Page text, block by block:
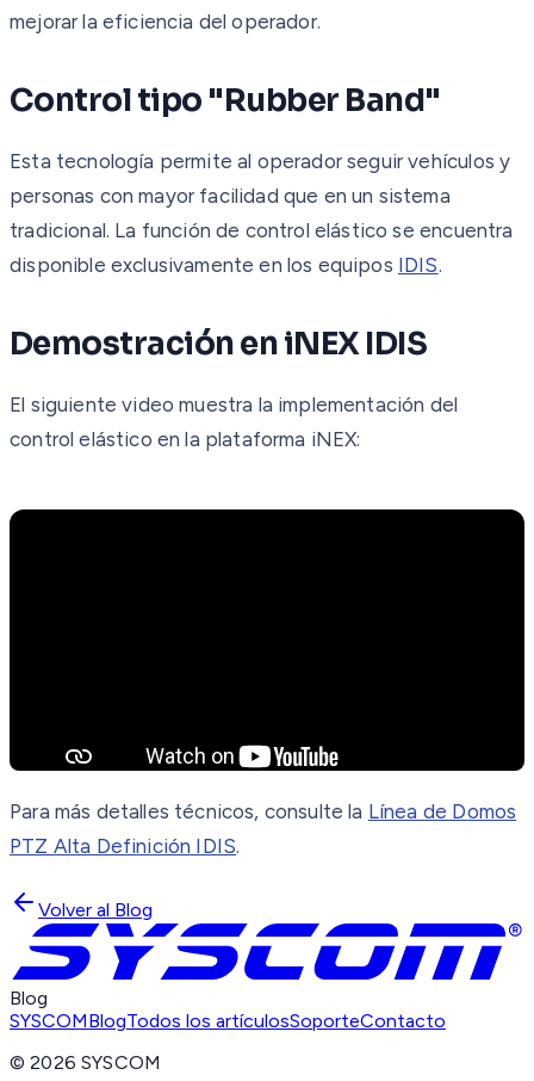
mejorar la eficiencia del operador.
Control tipo "Rubber Band"
Esta tecnología permite al operador seguir vehículos y
personas con mayor facilidad que en un sistema
tradicional. La función de control elástico se encuentra
disponible exclusivamente en los equipos IDIS.
Demostración en iNEX IDIS
El siguiente video muestra la implementación del
control elástico en la plataforma iNEX:
Para más detalles técnicos, consulte la Línea de Domos
PTZ Alta Definición IDIS.
Volver al Blog
Blog
SYSCOMBlogTodos los artículosSoporteContacto
©2026 SYSCOM